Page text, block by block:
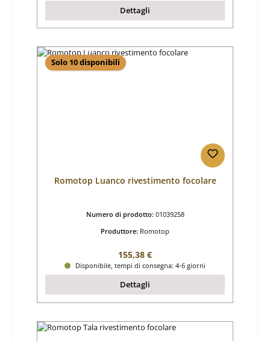
Dettagli
Solo 10 disponibili
Romotop Luanco rivestimento focolare
Numero di prodotto: 01039258
Produttore: Romotop
Prezzo normale:
155,38 €
Disponibile, tempi di consegna: 4-6 giorni
Dettagli